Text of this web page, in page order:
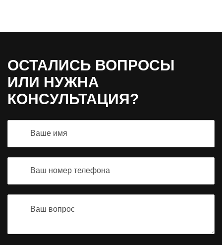
ОСТАЛИСЬ ВОПРОСЫ
ИЛИ НУЖНА
КОНСУЛЬТАЦИЯ?